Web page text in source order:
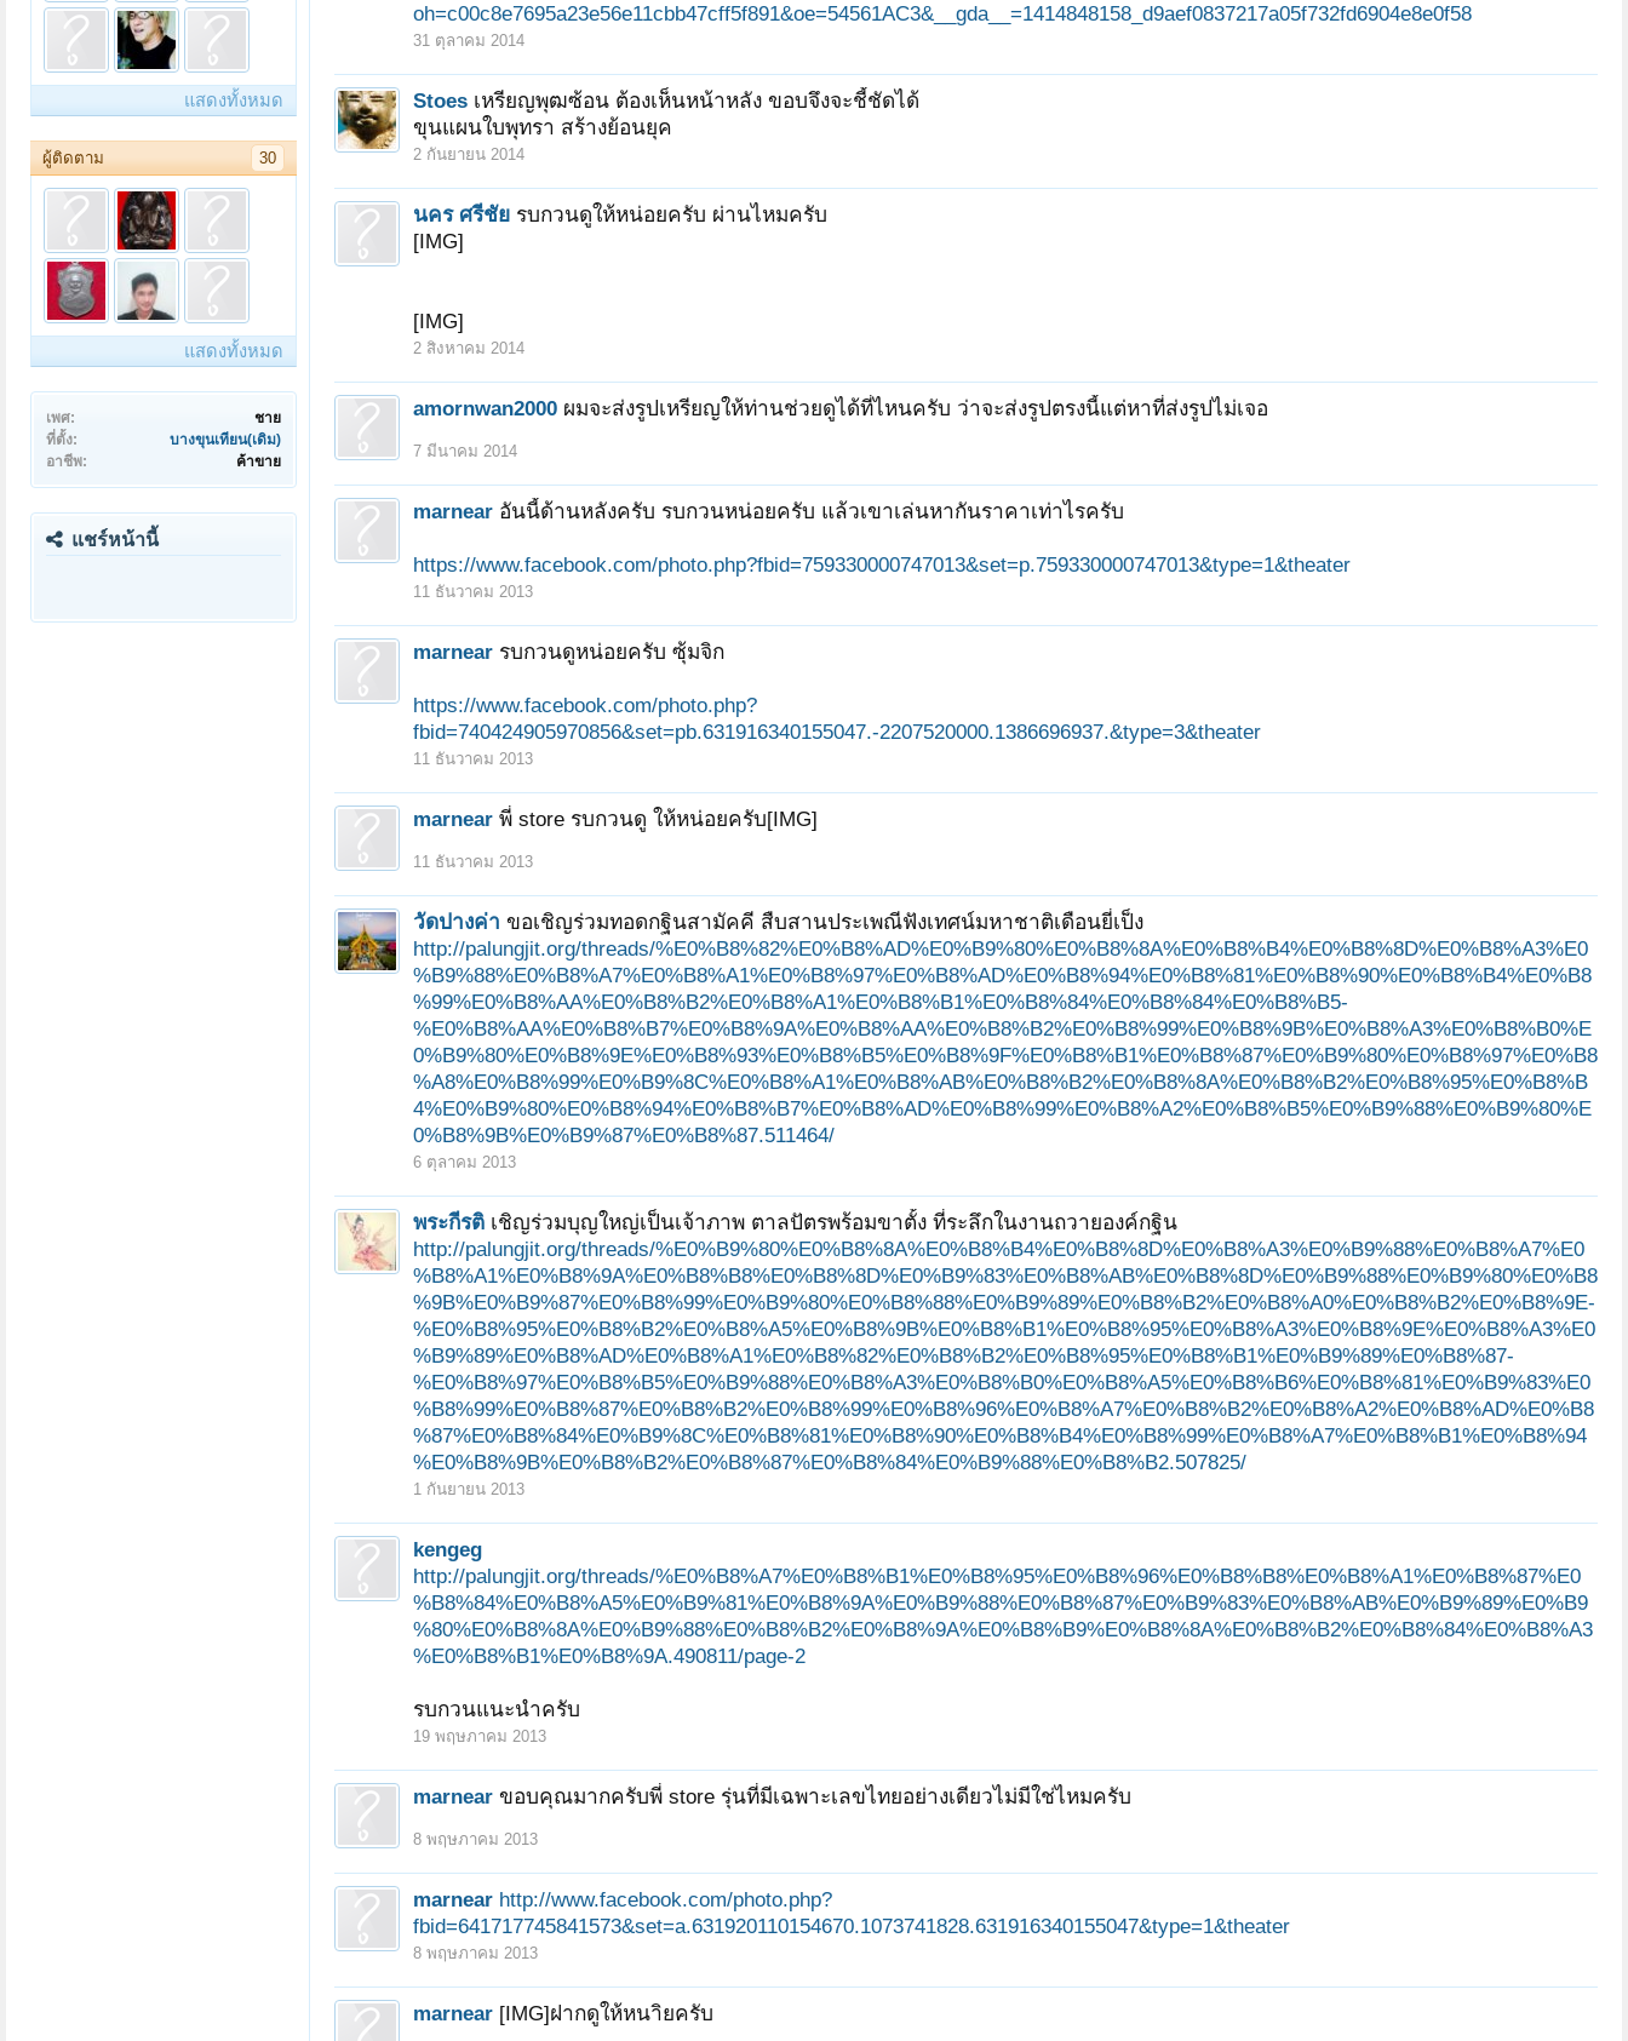
bigfoot crodile ศศิสิทธิ์
แสดงทั้งหมด
ผู้ติดตาม 30
แสดงทั้งหมด
เพศ:
ชาย
ที่ตั้ง:
บางขุนเทียน(เดิม)
อาชีพ:
ค้าขาย
แชร์หน้านี้
oh=c00c8e7695a23e56e11cbb47cff5f891&oe=54561AC3&__gda__=1414848158_d9aef0837217a05f732fd6904e8e0f58
31 ตุลาคม 2014
Stoes เหรียญพุฒซ้อน ต้องเห็นหน้าหลัง ขอบจึงจะชี้ชัดได้
ขุนแผนใบพุทรา สร้างย้อนยุค
2 กันยายน 2014
นคร ศรีชัย รบกวนดูให้หน่อยครับ ผ่านไหมครับ
[IMG]
[IMG]
2 สิงหาคม 2014
amornwan2000 ผมจะส่งรูปเหรียญให้ท่านช่วยดูได้ที่ไหนครับ ว่าจะส่งรูปตรงนี้แต่หาที่ส่งรูปไม่เจอ
7 มีนาคม 2014
marnear อันนี้ด้านหลังครับ รบกวนหน่อยครับ แล้วเขาเล่นหากันราคาเท่าไรครับ
https://www.facebook.com/photo.php?fbid=759330000747013&set=p.759330000747013&type=1&theater
11 ธันวาคม 2013
marnear รบกวนดูหน่อยครับ ซุ้มจิก
https://www.facebook.com/photo.php?
fbid=740424905970856&set=pb.631916340155047.-2207520000.1386696937.&type=3&theater
11 ธันวาคม 2013
marnear พี่ store รบกวนดู ให้หน่อยครับ[IMG]
11 ธันวาคม 2013
วัดปางค่า ขอเชิญร่วมทอดกฐินสามัคคี สืบสานประเพณีฟังเทศน์มหาชาติเดือนยี่เป็ง
http://palungjit.org/threads/%E0%B8%82%E0%B8%AD%E0%B9%80%E0%B8%8A%E0%B8%B4%E0%B8%8D%E0%B8%A3%E0
%B9%88%E0%B8%A7%E0%B8%A1%E0%B8%97%E0%B8%AD%E0%B8%94%E0%B8%81%E0%B8%90%E0%B8%B4%E0%B8
%99%E0%B8%AA%E0%B8%B2%E0%B8%A1%E0%B8%B1%E0%B8%84%E0%B8%84%E0%B8%B5-
%E0%B8%AA%E0%B8%B7%E0%B8%9A%E0%B8%AA%E0%B8%B2%E0%B8%99%E0%B8%9B%E0%B8%A3%E0%B8%B0%E
0%B9%80%E0%B8%9E%E0%B8%93%E0%B8%B5%E0%B8%9F%E0%B8%B1%E0%B8%87%E0%B9%80%E0%B8%97%E0%B8
%A8%E0%B8%99%E0%B9%8C%E0%B8%A1%E0%B8%AB%E0%B8%B2%E0%B8%8A%E0%B8%B2%E0%B8%95%E0%B8%B
4%E0%B9%80%E0%B8%94%E0%B8%B7%E0%B8%AD%E0%B8%99%E0%B8%A2%E0%B8%B5%E0%B9%88%E0%B9%80%E
0%B8%9B%E0%B9%87%E0%B8%87.511464/
6 ตุลาคม 2013
พระกีรติ เชิญร่วมบุญใหญ่เป็นเจ้าภาพ ตาลปัตรพร้อมขาตั้ง ที่ระลึกในงานถวายองค์กฐิน
http://palungjit.org/threads/%E0%B9%80%E0%B8%8A%E0%B8%B4%E0%B8%8D%E0%B8%A3%E0%B9%88%E0%B8%A7%E0
%B8%A1%E0%B8%9A%E0%B8%B8%E0%B8%8D%E0%B9%83%E0%B8%AB%E0%B8%8D%E0%B9%88%E0%B9%80%E0%B8
%9B%E0%B9%87%E0%B8%99%E0%B9%80%E0%B8%88%E0%B9%89%E0%B8%B2%E0%B8%A0%E0%B8%B2%E0%B8%9E-
%E0%B8%95%E0%B8%B2%E0%B8%A5%E0%B8%9B%E0%B8%B1%E0%B8%95%E0%B8%A3%E0%B8%9E%E0%B8%A3%E0
%B9%89%E0%B8%AD%E0%B8%A1%E0%B8%82%E0%B8%B2%E0%B8%95%E0%B8%B1%E0%B9%89%E0%B8%87-
%E0%B8%97%E0%B8%B5%E0%B9%88%E0%B8%A3%E0%B8%B0%E0%B8%A5%E0%B8%B6%E0%B8%81%E0%B9%83%E0
%B8%99%E0%B8%87%E0%B8%B2%E0%B8%99%E0%B8%96%E0%B8%A7%E0%B8%B2%E0%B8%A2%E0%B8%AD%E0%B8
%87%E0%B8%84%E0%B9%8C%E0%B8%81%E0%B8%90%E0%B8%B4%E0%B8%99%E0%B8%A7%E0%B8%B1%E0%B8%94
%E0%B8%9B%E0%B8%B2%E0%B8%87%E0%B8%84%E0%B9%88%E0%B8%B2.507825/
1 กันยายน 2013
kengeg
http://palungjit.org/threads/%E0%B8%A7%E0%B8%B1%E0%B8%95%E0%B8%96%E0%B8%B8%E0%B8%A1%E0%B8%87%E0
%B8%84%E0%B8%A5%E0%B9%81%E0%B8%9A%E0%B9%88%E0%B8%87%E0%B9%83%E0%B8%AB%E0%B9%89%E0%B9
%80%E0%B8%8A%E0%B9%88%E0%B8%B2%E0%B8%9A%E0%B8%B9%E0%B8%8A%E0%B8%B2%E0%B8%84%E0%B8%A3
%E0%B8%B1%E0%B8%9A.490811/page-2
รบกวนแนะนำครับ
19 พฤษภาคม 2013
marnear ขอบคุณมากครับพี่ store รุ่นที่มีเฉพาะเลขไทยอย่างเดียวไม่มีใช่ไหมครับ
8 พฤษภาคม 2013
marnear http://www.facebook.com/photo.php?
fbid=641717745841573&set=a.631920110154670.1073741828.631916340155047&type=1&theater
8 พฤษภาคม 2013
marnear [IMG]ฝากดูให้หนาิยครับ